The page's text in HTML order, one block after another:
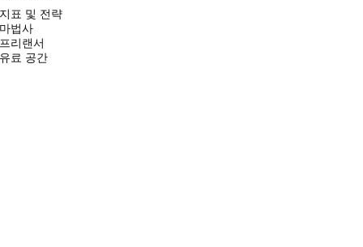
지표 및 전략
마법사
프리랜서
유료 공간